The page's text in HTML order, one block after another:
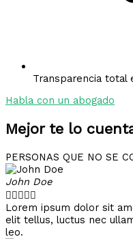
Transparencia total
Habla con un abogado
Mejor te lo
PERSONAS QUE NO SE
John Doe

Lorem ipsum dolor sit
elit tellus, luctus nec
leo.